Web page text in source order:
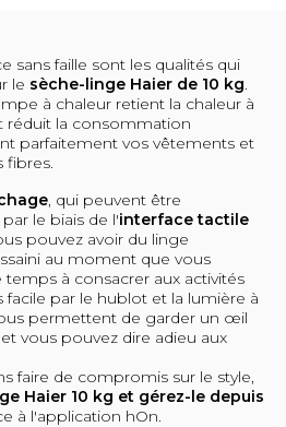
sans faille sont les qualités qui
le sèche-linge Haier de 10 kg.
à chaleur retient la chaleur à
réduit la consommation
parfaitement vos vêtements et
fibres.
, qui peuvent être
le biais de l'interface tactile
pouvez avoir du linge
au moment que vous
à consacrer aux activités
facile par le hublot et la lumière à
permettent de garder un œil
vous pouvez dire adieu aux
faire de compromis sur le style,
Haier 10 kg et gérez-le depuis
à l'application hOn.